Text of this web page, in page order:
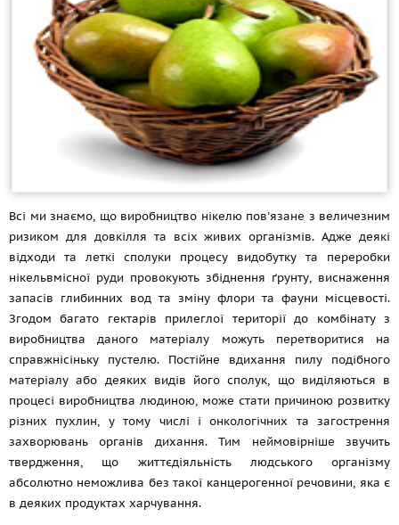
Всі ми знаємо, що виробництво нікелю пов'язане з величезним
ризиком для довкілля та всіх живих організмів. Адже деякі
відходи та леткі сполуки процесу видобутку та переробки
нікельвмісної руди провокують збіднення ґрунту, виснаження
запасів глибинних вод та зміну флори та фауни місцевості.
Згодом багато гектарів прилеглої території до комбінату з
виробництва даного матеріалу можуть перетворитися на
справжнісіньку пустелю. Постійне вдихання пилу подібного
матеріалу або деяких видів його сполук, що виділяються в
процесі виробництва людиною, може стати причиною розвитку
різних пухлин, у тому числі і онкологічних та загострення
захворювань органів дихання. Тим неймовірніше звучить
твердження, що життєдіяльність людського організму
абсолютно неможлива без такої канцерогенної речовини, яка є
в деяких продуктах харчування.